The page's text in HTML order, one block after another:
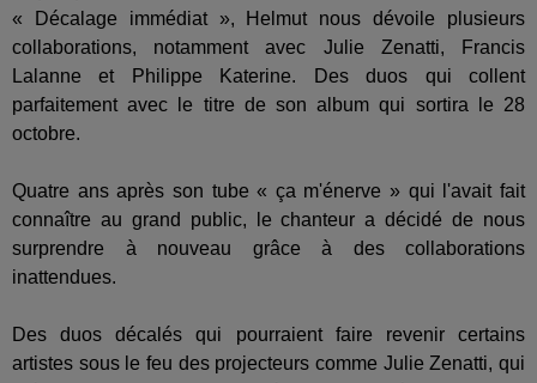
« Décalage immédiat », Helmut nous dévoile plusieurs
collaborations, notamment avec Julie Zenatti, Francis
Lalanne et Philippe Katerine. Des duos qui collent
parfaitement avec le titre de son album qui sortira le 28
octobre.
Quatre ans après son tube « ça m'énerve » qui l'avait fait
connaître au grand public, le chanteur a décidé de nous
surprendre à nouveau grâce à des collaborations
inattendues.
Des duos décalés qui pourraient faire revenir certains
artistes sous le feu des projecteurs comme Julie Zenatti, qui